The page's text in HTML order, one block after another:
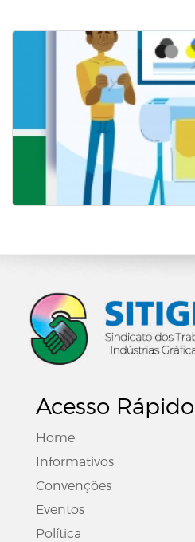
Acesso Rápido
Home
Informativos
Convenções
Eventos
Política